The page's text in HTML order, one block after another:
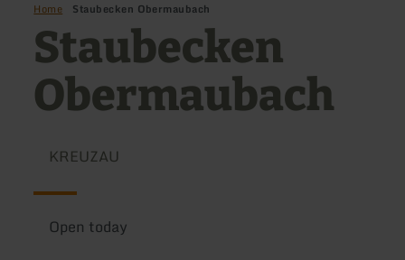
Home Staubecken Obermaubach
Staubecken
Obermaubach
KREUZAU
Open today